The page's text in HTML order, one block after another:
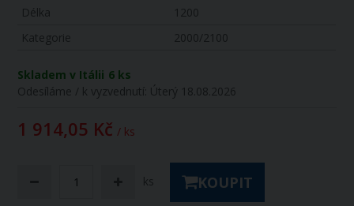
Délka
1200
Kategorie
2000/2100
Skladem v Itálii 6 ks
Odesíláme / k vyzvednutí: Úterý 18.08.2026
1 914,05 Kč / ks
ks KOUPIT